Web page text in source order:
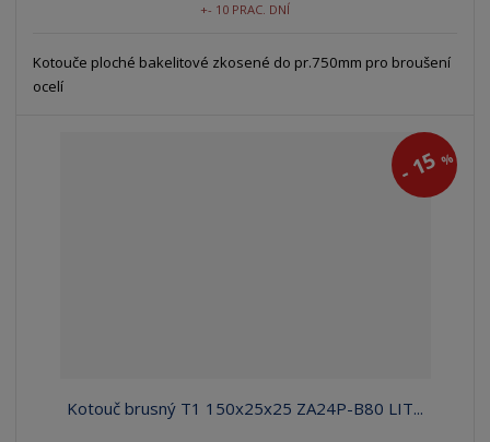
+- 10 PRAC. DNÍ
Kotouče ploché bakelitové zkosené do pr.750mm pro broušení
ocelí
-15%
Kotouč brusný T1 150x25x25 ZA24P-B80 LIT...